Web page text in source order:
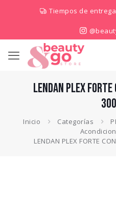
Tiempos de
LENDAN PLEX
Inicio Categorías
LENDAN PLEX FORTE